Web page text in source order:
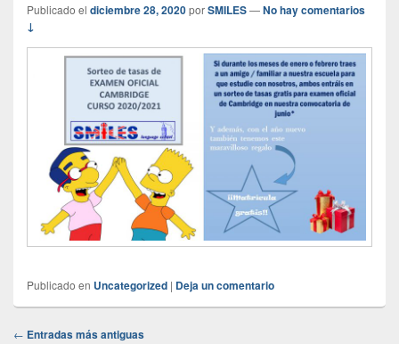
Publicado el diciembre 28, 2020porSMILES—No hay comentarios
↓
Publicado en Uncategorized | Deja un comentario
Navegación
← Entradas más antiguas